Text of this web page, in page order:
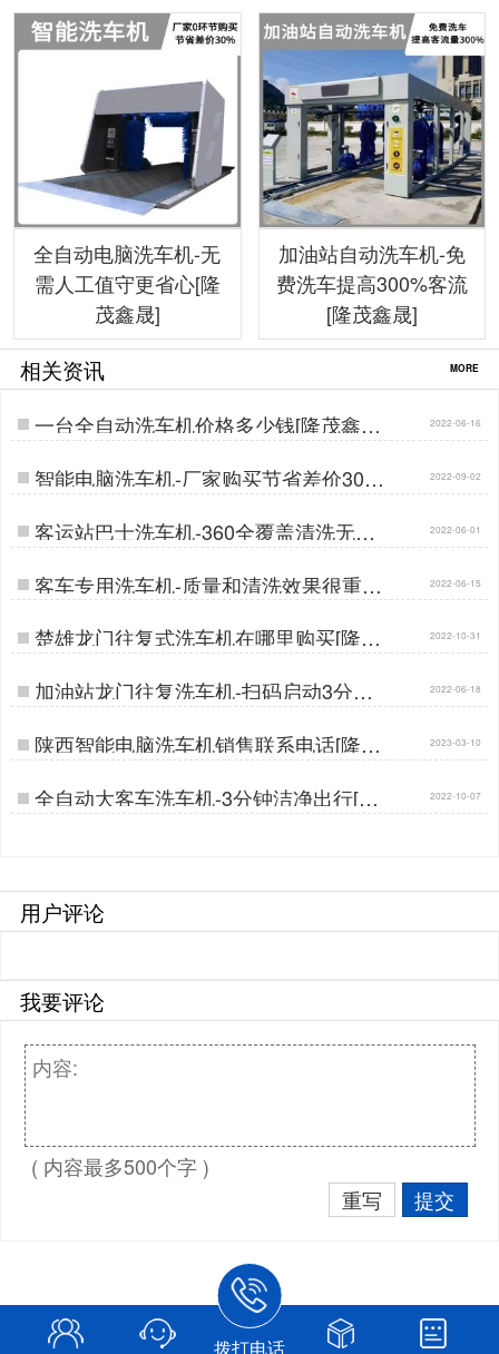
全自动电脑洗车机-无
需人工值守更省心[隆
茂鑫晟]
加油站自动洗车机-免
费洗车提高300%客流
[隆茂鑫晟]
相关资讯 MORE
一台全自动洗车机价格多少钱[隆茂鑫晟]
…
2022-06-16
智能电脑洗车机-厂家购买节省差价30%
[隆茂鑫晟]…
2022-09-02
客运站巴士洗车机-360全覆盖清洗无盲
角[隆茂鑫晟]…
2022-06-01
客车专用洗车机-质量和清洗效果很重要
[隆茂鑫晟]…
2022-06-15
楚雄龙门往复式洗车机在哪里购买[隆茂
鑫晟]…
2022-10-31
加油站龙门往复洗车机-扫码启动3分钟
洁净[隆茂鑫晟]…
2022-06-18
陕西智能电脑洗车机销售联系电话[隆茂
鑫晟]…
2023-03-10
全自动大客车洗车机-3分钟洁净出行[隆
茂鑫晟]…
2022-10-07
用户评论
我要评论
( 内容最多500个字 )
重写
提交
拨打电话